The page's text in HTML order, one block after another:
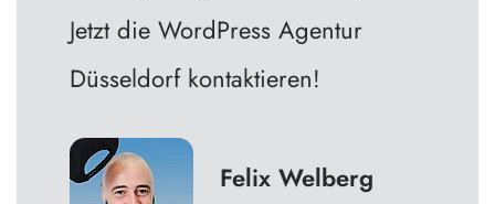
Jetzt die WordPress Agentur
Düsseldorf kontaktieren!
Felix Welberg